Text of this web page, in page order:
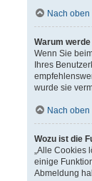
Nach oben
Warum
Wenn Sie
Ihres
wurde sie
Nach oben
Wozu ist die
„Alle Cookies
einige
Abmeldung